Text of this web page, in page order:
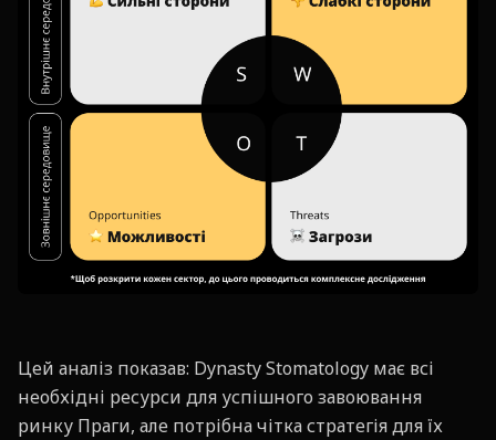
Цей аналіз показав: Dynasty Stomatology має всі
необхідні ресурси для успішного завоювання
ринку Праги, але потрібна чітка стратегія для їх